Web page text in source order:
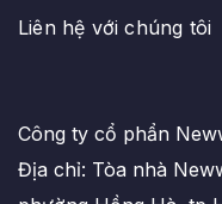
Liên hệ với chúng tôi
Công ty cổ phẩn
Địa chỉ: Tòa nhà